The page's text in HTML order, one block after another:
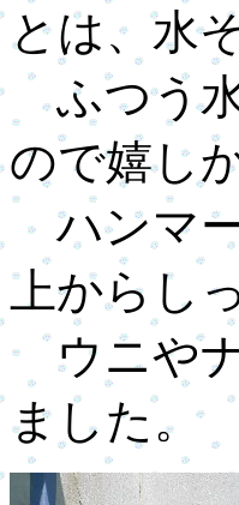
とは、水
ふつう水
ので嬉し
ハンマー
上からし
ウニやナ
ました。